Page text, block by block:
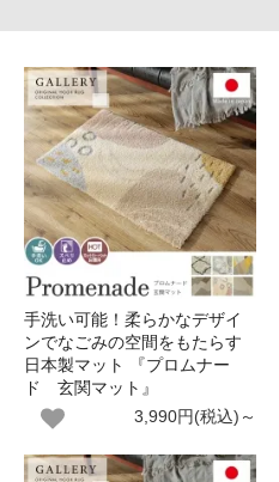
手洗い可能！柔らかなデザイ
ンでなごみの空間をもたらす
日本製マット 『プロムナー
ド 玄関マット』
3,990円(税込)～